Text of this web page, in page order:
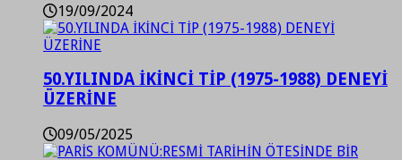
19/09/2024
50.YILINDA İKİNCİ TİP (1975-1988) DENEYİ
ÜZERİNE
09/05/2025